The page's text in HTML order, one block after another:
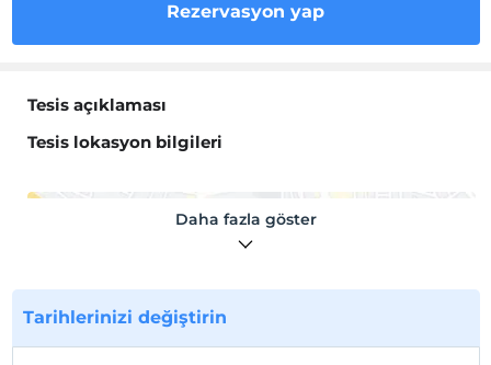
Rezervasyon yap
Tesis açıklaması
Tesis lokasyon bilgileri
Otel koşulları
Daha fazla göster
Tarihlerinizi değiştirin